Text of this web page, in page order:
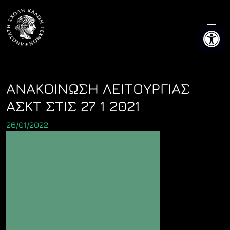
content
ΑΝΑΚΟΙΝΩΣΗ ΛΕΙΤΟΥΡΓΙΑΣ
ΑΣΚΤ ΣΤΙΣ 27 1 2021
26/01/2022